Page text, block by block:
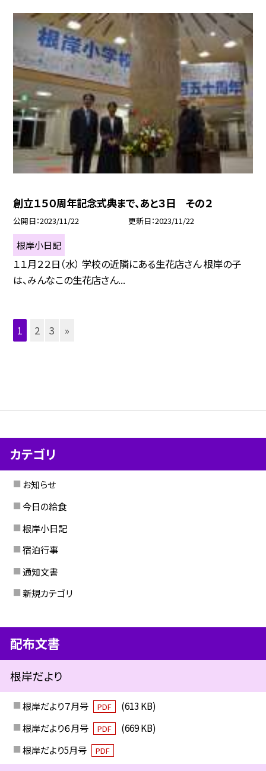
創立１５０周年記念式典まで、あと３日 その２
公開日 2023/11/22 更新日 2023/11/22
根岸小日記
１１月２２日（水） 学校の近隣にある生花店さん 根岸の子
は、みんなこの生花店さん...
1 2 3 »
カテゴリ
お知らせ
今日の給食
根岸小日記
宿泊行事
通知文書
新規カテゴリ
配布文書
根岸だより
根岸だより７月号 PDF
(613 KB)
根岸だより６月号
PDF
(669 KB)
根岸だより5月号
PDF